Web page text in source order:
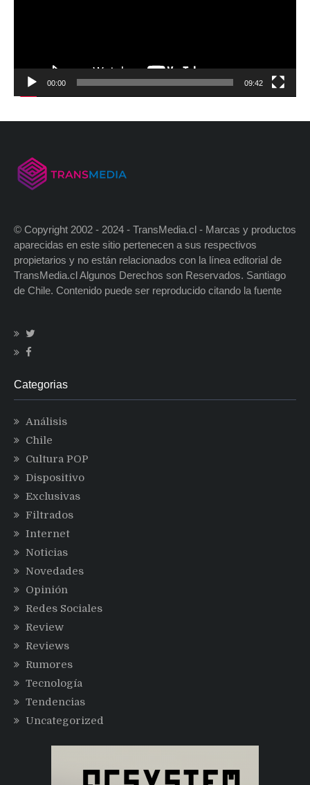
00:00 09:42
© Copyright 2002 - 2024 - TransMedia.cl - Marcas y productos
aparecidas en este sitio pertenecen a sus respectivos
propietarios y no están relacionados con la línea editorial de
TransMedia.cl Algunos Derechos son Reservados. Santiago
de Chile. Contenido puede ser reproducido citando la fuente
Categorias
Análisis
Chile
Cultura POP
Dispositivo
Exclusivas
Filtrados
Internet
Noticias
Novedades
Opinión
Redes Sociales
Review
Reviews
Rumores
Tecnología
Tendencias
Uncategorized